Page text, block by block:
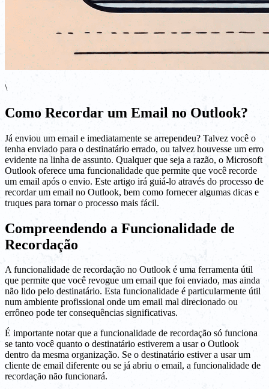
\
Como Recordar um Email no Outlook?
Já enviou um email e imediatamente se arrependeu? Talvez você o
tenha enviado para o destinatário errado, ou talvez houvesse um erro
evidente na linha de assunto. Qualquer que seja a razão, o Microsoft
Outlook oferece uma funcionalidade que permite que você recorde
um email após o envio. Este artigo irá guiá-lo através do processo de
recordar um email no Outlook, bem como fornecer algumas dicas e
truques para tornar o processo mais fácil.
Compreendendo a Funcionalidade de
Recordação
A funcionalidade de recordação no Outlook é uma ferramenta útil
que permite que você revogue um email que foi enviado, mas ainda
não lido pelo destinatário. Esta funcionalidade é particularmente útil
num ambiente profissional onde um email mal direcionado ou
errôneo pode ter consequências significativas.
É importante notar que a funcionalidade de recordação só funciona
se tanto você quanto o destinatário estiverem a usar o Outlook
dentro da mesma organização. Se o destinatário estiver a usar um
cliente de email diferente ou se já abriu o email, a funcionalidade de
recordação não funcionará.